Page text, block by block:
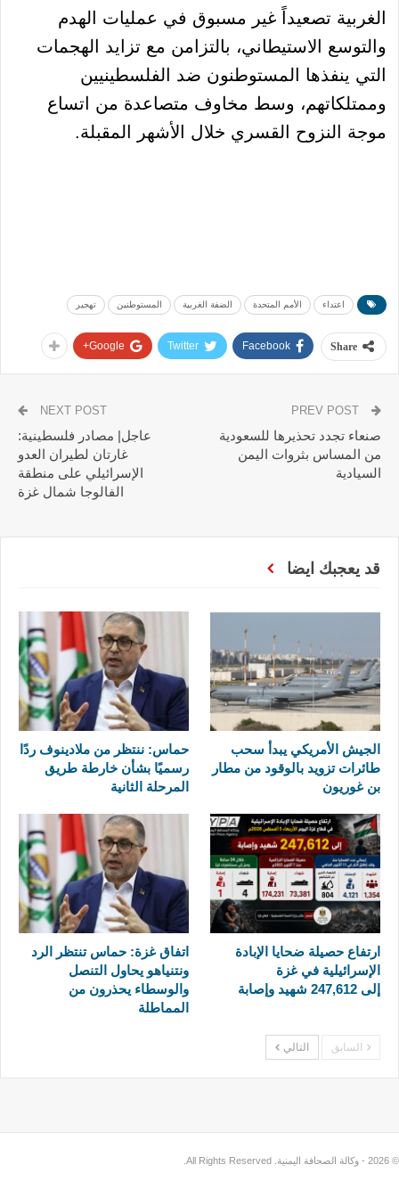
الغربية تصعيداً غير مسبوق في عمليات الهدم
والتوسع الاستيطاني، بالتزامن مع تزايد الهجمات
التي ينفذها المستوطنون ضد الفلسطينيين
وممتلكاتهم، وسط مخاوف متصاعدة من اتساع
موجة النزوح القسري خلال الأشهر المقبلة.
اعتداء الأمم المتحدة الضفة الغربية المستوطنين تهجير
Share
Facebook
Twitter
Google+
صنعاء تجدد تحذيرها للسعودية
من المساس بثروات اليمن
السيادية
NEXT POST
عاجل| مصادر فلسطينية:
غارتان لطيران العدو
الإسرائيلي على منطقة
الفالوجا شمال غزة
قد يعجبك ايضا
الجيش الأمريكي يبدأ سحب
طائرات تزويد بالوقود من مطار
بن غوريون
حماس: ننتظر من ملادينوف ردًا
رسميًا بشأن خارطة طريق
المرحلة الثانية
ارتفاع حصيلة ضحايا الإبادة
الإسرائيلية في غزة
إلى 247,612 شهيد وإصابة
اتفاق غزة: حماس تنتظر الرد
ونتنياهو يحاول التنصل
والوسطاء يحذرون من
المماطلة
السابق التالي
© 2026 - وكالة الصحافة اليمنية. All Rights Reserved.